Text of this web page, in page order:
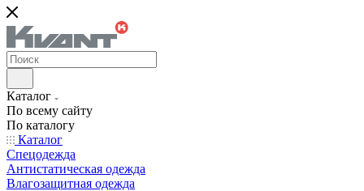
Каталог
По всему сайту
По каталогу
Каталог
Спецодежда
Антистатическая одежда
Влагозащитная одежда